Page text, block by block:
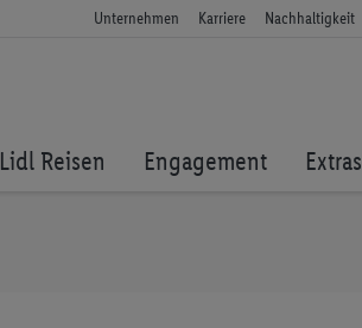
Unternehmen Karriere Nachhaltigkeit
Lidl Reisen Engagement Extras